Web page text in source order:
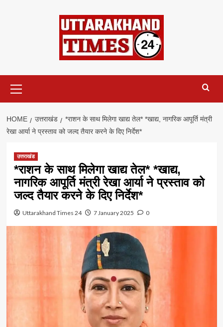
Menu
HOME उत्तराखंड
*राशन के साथ मिलेगा खाद्य तेल* *खाद्य, नागरिक आपूर्ति मंत्री
रेखा आर्या ने प्रस्ताव को जल्द तैयार करने के दिए निर्देश*
उत्तराखंड
*राशन के साथ मिलेगा खाद्य तेल* *खाद्य,
नागरिक आपूर्ति मंत्री रेखा आर्या ने प्रस्ताव को
जल्द तैयार करने के दिए निर्देश*
Uttarakhand Times 24 7 January 2025 0